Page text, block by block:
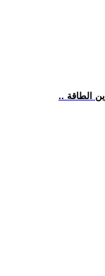
الطاقة